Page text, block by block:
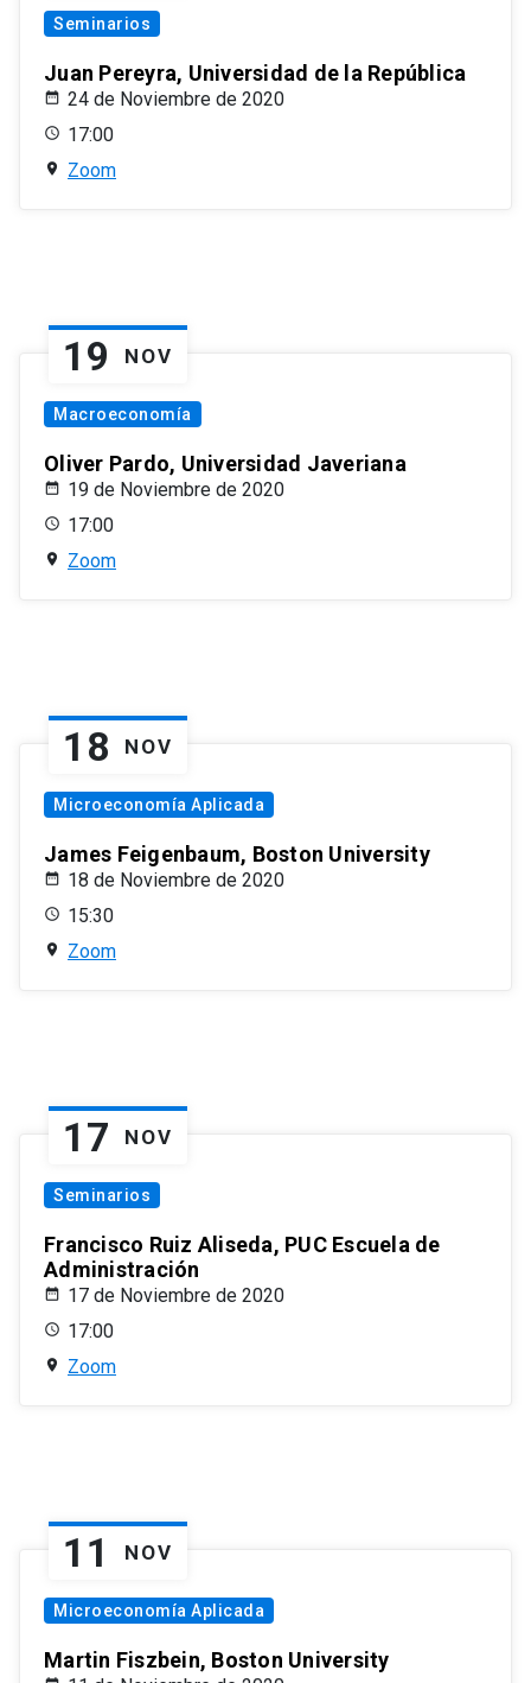
Seminarios
Juan Pereyra, Universidad de la República
24 de Noviembre de 2020
17:00
Zoom
19 NOV
Macroeconomía
Oliver Pardo, Universidad Javeriana
19 de Noviembre de 2020
17:00
Zoom
18 NOV
Microeconomía Aplicada
James Feigenbaum, Boston University
18 de Noviembre de 2020
15:30
Zoom
17 NOV
Seminarios
Francisco Ruiz Aliseda, PUC Escuela de
Administración
17 de Noviembre de 2020
17:00
Zoom
11 NOV
Microeconomía Aplicada
Martin Fiszbein, Boston University